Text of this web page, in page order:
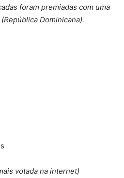
foram premiadas com uma
Dominicana).
votada na internet)